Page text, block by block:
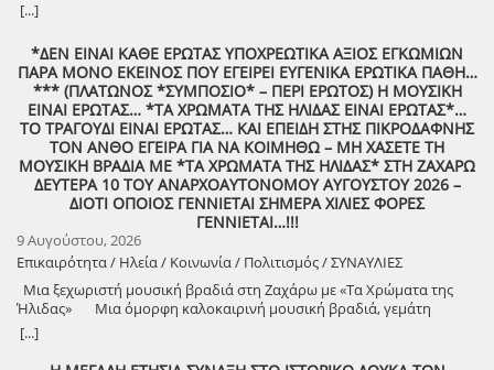
[...]
*ΔΕΝ ΕΙΝΑΙ ΚΑΘΕ ΕΡΩΤΑΣ ΥΠΟΧΡΕΩΤΙΚΑ ΑΞΙΟΣ ΕΓΚΩΜΙΩΝ
ΠΑΡΑ ΜΟΝΟ ΕΚΕΙΝΟΣ ΠΟΥ ΕΓΕΙΡΕΙ ΕΥΓΕΝΙΚΑ ΕΡΩΤΙΚΑ ΠΑΘΗ…
*** (ΠΛΑΤΩΝΟΣ *ΣΥΜΠΟΣΙΟ* – ΠΕΡΙ ΕΡΩΤΟΣ) Η ΜΟΥΣΙΚΗ
ΕΙΝΑΙ ΕΡΩΤΑΣ… *ΤΑ ΧΡΩΜΑΤΑ ΤΗΣ ΗΛΙΔΑΣ ΕΙΝΑΙ ΕΡΩΤΑΣ*…
ΤΟ ΤΡΑΓΟΥΔΙ ΕΙΝΑΙ ΕΡΩΤΑΣ… ΚΑΙ ΕΠΕΙΔΗ ΣΤΗΣ ΠΙΚΡΟΔΑΦΝΗΣ
ΤΟΝ ΑΝΘΟ ΕΓΕΙΡΑ ΓΙΑ ΝΑ ΚΟΙΜΗΘΩ – ΜΗ ΧΑΣΕΤΕ ΤΗ
ΜΟΥΣΙΚΗ ΒΡΑΔΙΑ ΜΕ *ΤΑ ΧΡΩΜΑΤΑ ΤΗΣ ΗΛΙΔΑΣ* ΣΤΗ ΖΑΧΑΡΩ
ΔΕΥΤΕΡΑ 10 ΤΟΥ ΑΝΑΡΧΟΑΥΤΟΝΟΜΟΥ ΑΥΓΟΥΣΤΟΥ 2026 –
ΔΙΟΤΙ ΟΠΟΙΟΣ ΓΕΝΝΙΕΤΑΙ ΣΗΜΕΡΑ ΧΙΛΙΕΣ ΦΟΡΕΣ
ΓΕΝΝΙΕΤΑΙ…!!!
9 Αυγούστου, 2026
Επικαιρότητα / Ηλεία / Κοινωνία / Πολιτισμός / ΣΥΝΑΥΛΙΕΣ
Μια ξεχωριστή μουσική βραδιά στη Ζαχάρω με «Τα Χρώματα της
Ήλιδας» Μια όμορφη καλοκαιρινή μουσική βραδιά, γεμάτη
μελωδίες, πολιτισμό και καλή διάθεση, διοργανώνει ο Δήμος
Ζαχάρως, στο πλαίσιο του Καλοκαιρινού Πολιτιστικού
Προγράμματος. Τη Δευτέρα 10 Αυγούστου, στις 21:30, το προαύλιο
[...]